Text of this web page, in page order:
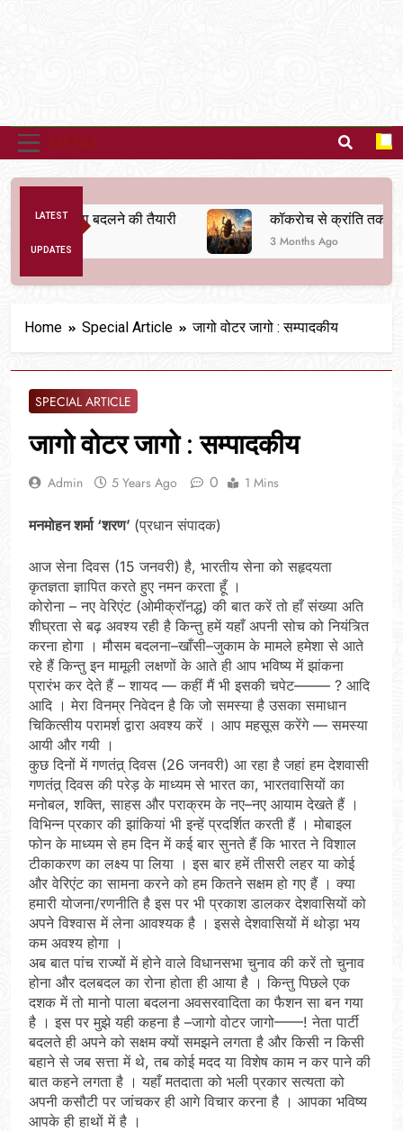
LATEST
UPDATES
व्यवस्था बदलने की तैयारी कॉकरोच से क्रांति तक
3 Months Ago
Home Special Article जागो वोटर जागो : सम्पादकीय
SPECIAL ARTICLE
जागो वोटर जागो : सम्पादकीय
Admin 5 Years Ago 0 1 Mins
मनमोहन शर्मा ‘शरण’ (प्रधान संपादक)
आज सेना दिवस (15 जनवरी) है, भारतीय सेना को सहृदयता
कृतज्ञता ज्ञापित करते हुए नमन करता हूँ ।
कोरोना – नए वेरिएंट (ओमीक्रॉनद्ध) की बात करें तो हाँ संख्या अति
शीघ्रता से बढ़ अवश्य रही है किन्तु हमें यहाँ अपनी सोच को नियंत्र्ति
करना होगा । मौसम बदलना–खाँसी–जुकाम के मामले हमेशा से आते
रहे हैं किन्तु इन मामूली लक्षणों के आते ही आप भविष्य में झांकना
प्रारंभ कर देते हैं – शायद — कहीं मैं भी इसकी चपेट––––– ? आदि
आदि । मेरा विनम्र निवेदन है कि जो समस्या है उसका समाधान
चिकित्सीय परामर्श द्वारा अवश्य करें । आप महसूस करेंगे — समस्या
आयी और गयी ।
कुछ दिनों में गणतंत्र् दिवस (26 जनवरी) आ रहा है जहां हम देशवासी
गणतंत्र् दिवस की परेड़ के माध्यम से भारत का, भारतवासियों का
मनोबल, शक्ति, साहस और पराक्रम के नए–नए आयाम देखते हैं ।
विभिन्न प्रकार की झांकियां भी इन्हें प्रदर्शित करती हैं । मोबाइल
फोन के माध्यम से हम दिन में कई बार सुनते हैं कि भारत ने विशाल
टीकाकरण का लक्ष्य पा लिया । इस बार हमें तीसरी लहर या कोई
और वेरिएंट का सामना करने को हम कितने सक्षम हो गए हैं । क्या
हमारी योजना/रणनीति है इस पर भी प्रकाश डालकर देशवासियों को
अपने विश्वास में लेना आवश्यक है । इससे देशवासियों में थोड़ा भय
कम अवश्य होगा ।
अब बात पांच राज्यों में होने वाले विधानसभा चुनाव की करें तो चुनाव
होना और दलबदल का रोना होता ही आया है । किन्तु पिछले एक
दशक में तो मानो पाला बदलना अवसरवादिता का फैशन सा बन गया
है । इस पर मुझे यही कहना है –जागो वोटर जागो––––! नेता पार्टी
बदलते ही अपने को सक्षम क्यों समझने लगता है और किसी न किसी
बहाने से जब सत्ता में थे, तब कोई मदद या विशेष काम न कर पाने की
बात कहने लगता है । यहाँ मतदाता को भली प्रकार सत्यता को
अपनी कसौटी पर जांचकर ही आगे विचार करना है । आपका भविष्य
आपके ही हाथों में है ।